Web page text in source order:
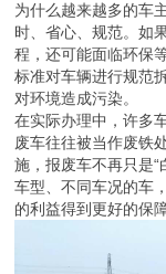
为什么越来越多的车
时、省心、规范。如
程，还可能面临环保
标准对车辆进行规范
对环境造成污染。
在实际办理中，许多
废车往往被当作废铁
施，报废车不再只是
车型、不同车况的车
的利益得到更好的保障